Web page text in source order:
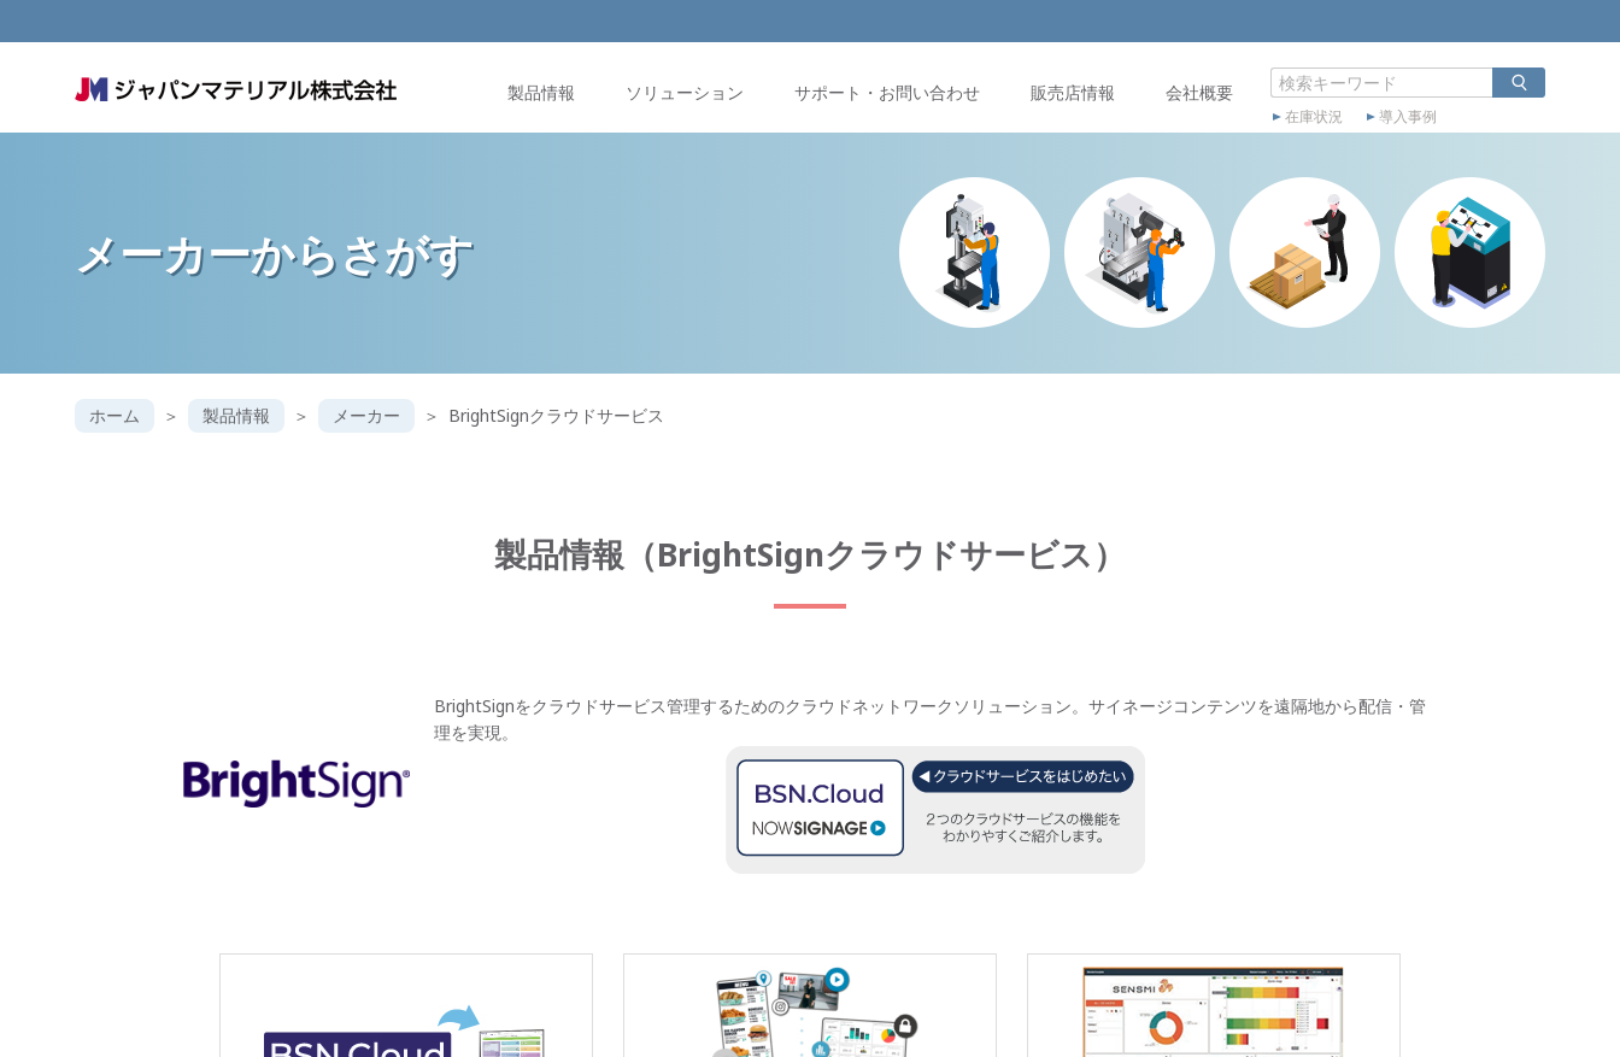
製品情報 ソリューション サポート・お問い合わせ 販売店情報 会社概要
在庫状況 導入事例
メーカーからさがす
ホーム 製品情報 メーカー BrightSignクラウドサービス
製品情報（BrightSignクラウドサービス）
BrightSignをクラウドサービス管理するためのクラウドネットワークソリューション。サイネージコンテンツを遠隔地から配信・管
理を実現。